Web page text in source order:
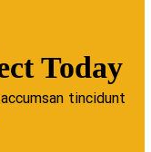
Today …
tincidunt